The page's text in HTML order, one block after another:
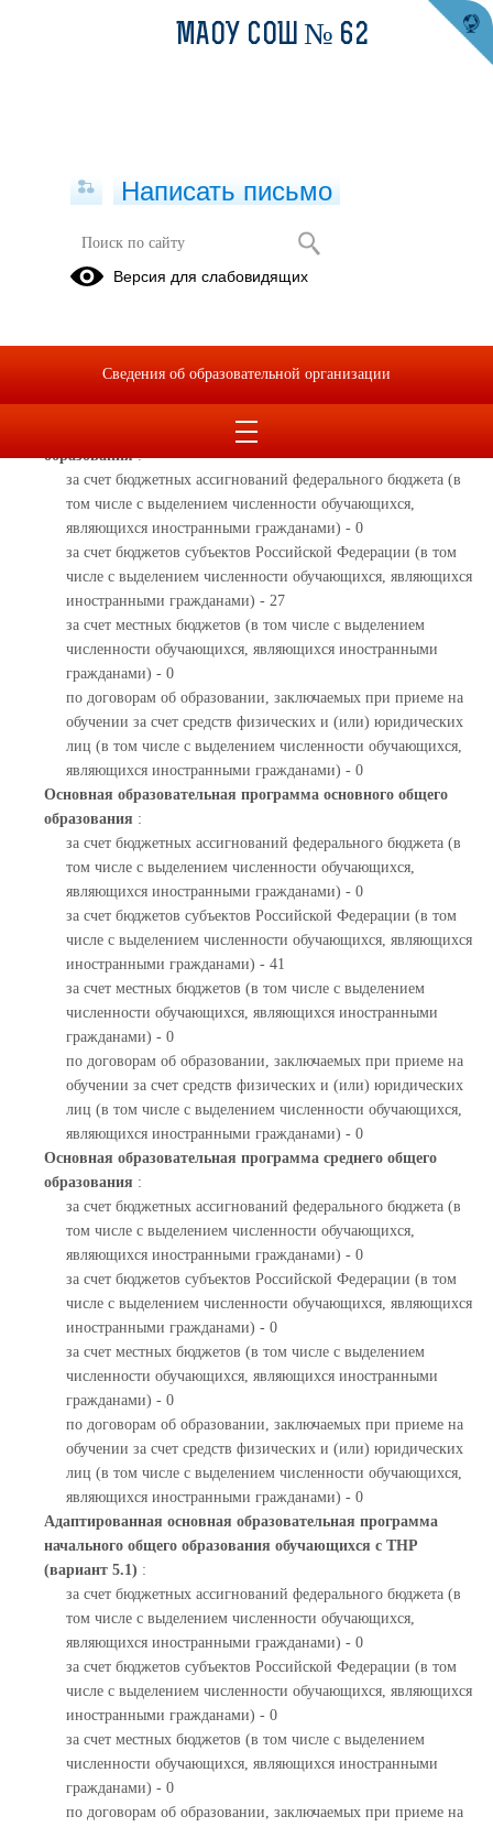
Вакантные места для приема
Реализуемые образовательные программы:
Основная образовательная программа начального общего
образования:
за счет бюджетных ассигнований федерального бюджета (в
том числе с выделением численности обучающихся,
являющихся иностранными гражданами) - 0
за счет бюджетов субъектов Российской Федерации (в том
числе с выделением численности обучающихся, являющихся
иностранными гражданами) - 27
за счет местных бюджетов (в том числе с выделением
численности обучающихся, являющихся иностранными
гражданами) - 0
по договорам об образовании, заключаемых при приеме на
обучении за счет средств физических и (или) юридических
лиц (в том числе с выделением численности обучающихся,
являющихся иностранными гражданами) - 0
Основная образовательная программа основного общего
образования :
за счет бюджетных ассигнований федерального бюджета (в
том числе с выделением численности обучающихся,
являющихся иностранными гражданами) - 0
за счет бюджетов субъектов Российской Федерации (в том
числе с выделением численности обучающихся, являющихся
иностранными гражданами) - 41
за счет местных бюджетов (в том числе с выделением
численности обучающихся, являющихся иностранными
гражданами) - 0
по договорам об образовании, заключаемых при приеме на
обучении за счет средств физических и (или) юридических
лиц (в том числе с выделением численности обучающихся,
являющихся иностранными гражданами) - 0
Основная образовательная программа среднего общего
образования :
за счет бюджетных ассигнований федерального бюджета (в
том числе с выделением численности обучающихся,
являющихся иностранными гражданами) - 0
за счет бюджетов субъектов Российской Федерации (в том
числе с выделением численности обучающихся, являющихся
иностранными гражданами) - 0
за счет местных бюджетов (в том числе с выделением
численности обучающихся, являющихся иностранными
гражданами) - 0
по договорам об образовании, заключаемых при приеме на
обучении за счет средств физических и (или) юридических
лиц (в том числе с выделением численности обучающихся,
являющихся иностранными гражданами) - 0
Адаптированная основная образовательная программа
начального общего образования обучающихся с ТНР
(вариант 5.1) :
за счет бюджетных ассигнований федерального бюджета (в
том числе с выделением численности обучающихся,
являющихся иностранными гражданами) - 0
за счет бюджетов субъектов Российской Федерации (в том
числе с выделением численности обучающихся, являющихся
иностранными гражданами) - 0
за счет местных бюджетов (в том числе с выделением
численности обучающихся, являющихся иностранными
гражданами) - 0
по договорам об образовании, заключаемых при приеме на
МАОУ СОШ № 62
Написать письмо
Версия для слабовидящих
Сведения об образовательной организации